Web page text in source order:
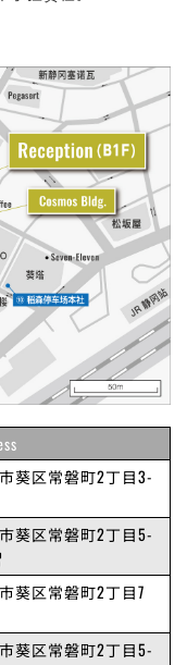
葵区常磐町2丁目3-
葵区常磐町2丁目5-
葵区常磐町2丁目7
葵区常磐町2丁目5-